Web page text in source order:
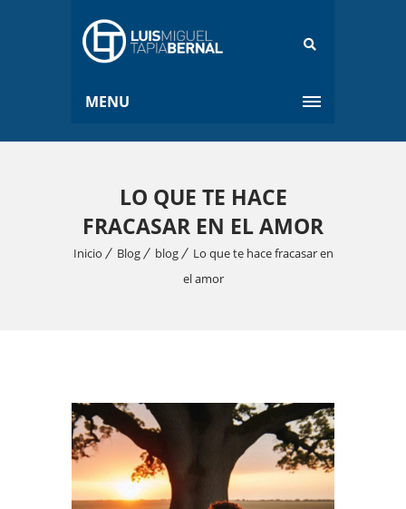
MENU
LO QUE TE HACE
FRACASAR EN EL AMOR
Inicio Blog blog
Lo que te hace fracasar en
el amor